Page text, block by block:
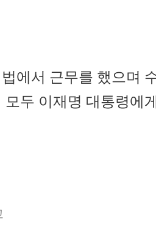
에서 근무를 했으며
두 이재명 대통령에